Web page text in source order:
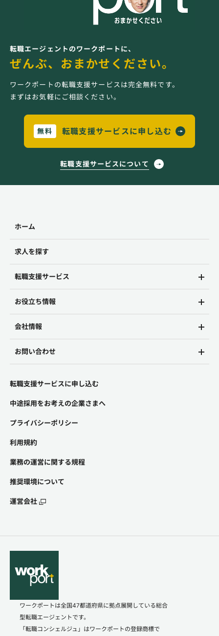
転職エージェントのワークポートに、
ぜんぶ、おまかせください。
ワークポートの転職支援サービスは完全無料です。
まずはお気軽にご相談ください。
無料 転職支援サービスに申し込む
転職支援サービスについて
ホーム
求人を探す
転職支援サービス
お役立ち情報
会社情報
お問い合わせ
転職支援サービスに申し込む
中途採用をお考えの企業さまへ
プライバシーポリシー
利用規約
業務の運営に関する規程
推奨環境について
運営会社
ワークポートは全国47都道府県に拠点展開している総合
型転職エージェントです。
「転職コンシェルジュ」はワークポートの登録商標で